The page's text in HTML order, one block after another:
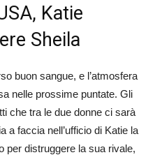
Katie
Sheila
buon sangue, e l’atmosfera
nelle prossime puntate. Gli
che tra le due donne ci sarà
a faccia nell’ufficio di Katie la
per distruggere la sua rivale,